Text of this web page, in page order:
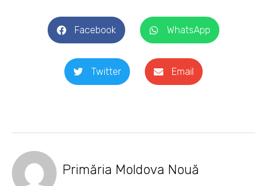
Facebook WhatsApp
Twitter Email
Primăria Moldova Nouă